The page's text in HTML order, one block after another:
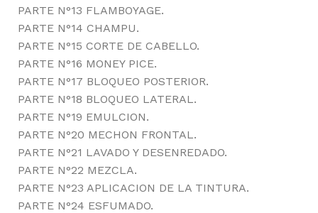
PARTE N°13 FLAMBOYAGE.
PARTE N°14 CHAMPU.
PARTE N°15 CORTE DE CABELLO.
PARTE N°16 MONEY PICE.
PARTE N°17 BLOQUEO POSTERIOR.
PARTE N°18 BLOQUEO LATERAL.
PARTE N°19 EMULCION.
PARTE N°20 MECHON FRONTAL.
PARTE N°21 LAVADO Y DESENREDADO.
PARTE N°22 MEZCLA.
PARTE N°23 APLICACION DE LA TINTURA.
PARTE N°24 ESFUMADO.